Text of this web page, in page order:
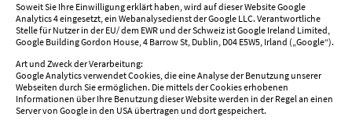
Soweit Sie Ihre Einwilligung erklärt haben, wird auf dieser Website Google
Analytics 4 eingesetzt, ein Webanalysedienst der Google LLC. Verantwortliche
Stelle für Nutzer in der EU/ dem EWR und der Schweiz ist Google Ireland Limited,
Google Building Gordon House, 4 Barrow St, Dublin, D04 E5W5, Irland („Google“).
Art und Zweck der Verarbeitung:
Google Analytics verwendet Cookies, die eine Analyse der Benutzung unserer
Webseiten durch Sie ermöglichen. Die mittels der Cookies erhobenen
Informationen über Ihre Benutzung dieser Website werden in der Regel an einen
Server von Google in den USA übertragen und dort gespeichert.